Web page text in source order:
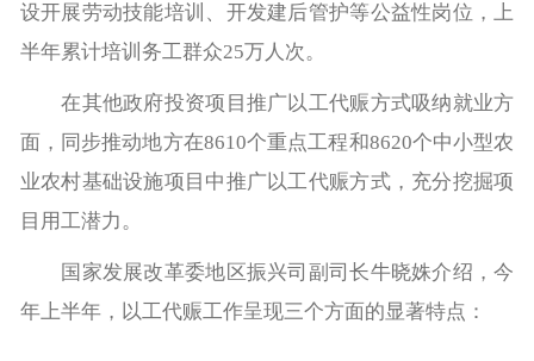
设开展劳动技能培训、开发建后管护等公益性岗位，上
半年累计培训务工群众25万人次。
在其他政府投资项目推广以工代赈方式吸纳就业方
面，同步推动地方在8610个重点工程和8620个中小型农
业农村基础设施项目中推广以工代赈方式，充分挖掘项
目用工潜力。
国家发展改革委地区振兴司副司长牛晓姝介绍，今
年上半年，以工代赈工作呈现三个方面的显著特点：